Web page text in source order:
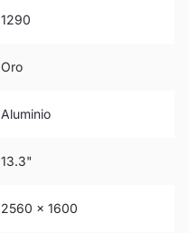
1290
Oro
Aluminio
13.3"
2560 x 1600